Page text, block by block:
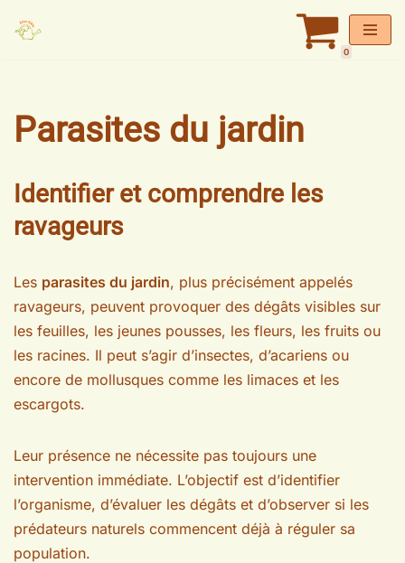
0
Parasites du jardin
Identifier et comprendre les
ravageurs
Les parasites du jardin, plus précisément appelés
ravageurs, peuvent provoquer des dégâts visibles sur
les feuilles, les jeunes pousses, les fleurs, les fruits ou
les racines. Il peut s’agir d’insectes, d’acariens ou
encore de mollusques comme les limaces et les
escargots.
Leur présence ne nécessite pas toujours une
intervention immédiate. L’objectif est d’identifier
l’organisme, d’évaluer les dégâts et d’observer si les
prédateurs naturels commencent déjà à réguler sa
population.